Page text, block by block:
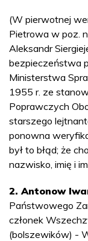
(W pierwotnej
Pietrowa w poz.
Aleksandr
bezpieczeństwa
Ministerstwa
1955 r. ze
Poprawczych
starszego
ponowna
był to błąd; że
nazwisko, imię i
2. Antonow
Państwowego
członek
(bolszewików) -